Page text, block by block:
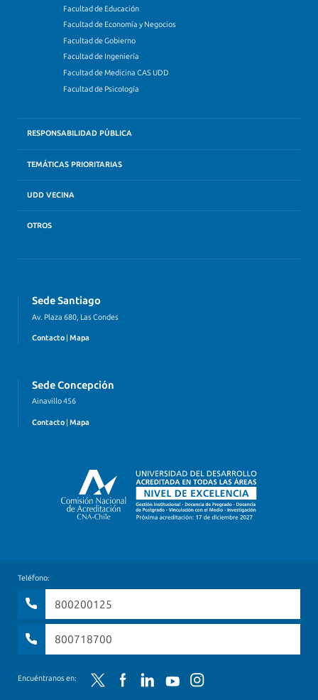
Facultad de Educación
Facultad de Economía y Negocios
Facultad de Gobierno
Facultad de Ingeniería
Facultad de Medicina CAS UDD
Facultad de Psicología
RESPONSABILIDAD PÚBLICA
TEMÁTICAS PRIORITARIAS
UDD VECINA
OTROS
Sede Santiago
Av. Plaza 680, Las Condes
Contacto | Mapa
Sede Concepción
Ainavillo 456
Contacto | Mapa
Teléfono:
800200125
800718700
Encuéntranos en: Twitter FacebookLinkedInYouTubeInstagram